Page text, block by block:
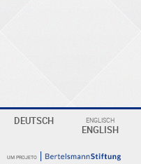
DEUTSCH ENGLISCH
ENGLISH
UM PROJETO
ELEKTRONIKER
Eine